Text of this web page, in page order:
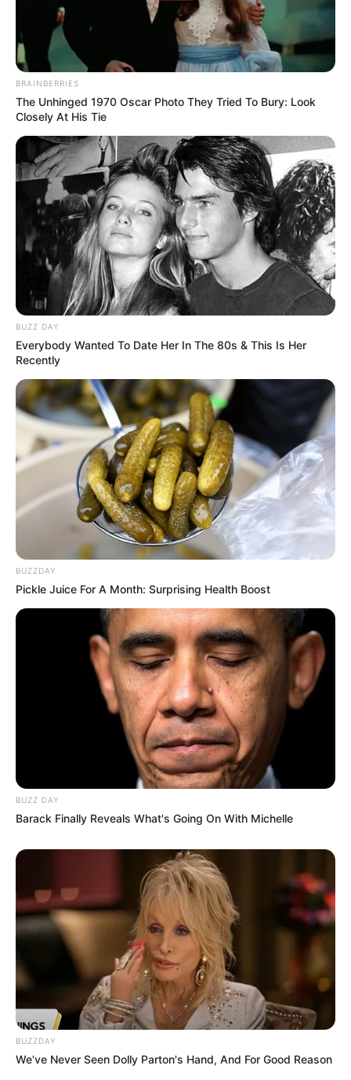
BRAINBERRIES
The Unhinged 1970 Oscar Photo They Tried To Bury: Look
Closely At His Tie
BUZZ DAY
Everybody Wanted To Date Her In The 80s & This Is Her
Recently
BUZZDAY
Pickle Juice For A Month: Surprising Health Boost
BUZZ DAY
Barack Finally Reveals What's Going On With Michelle
BUZZDAY
We’ve Never Seen Dolly Parton's Hand, And For Good Reason